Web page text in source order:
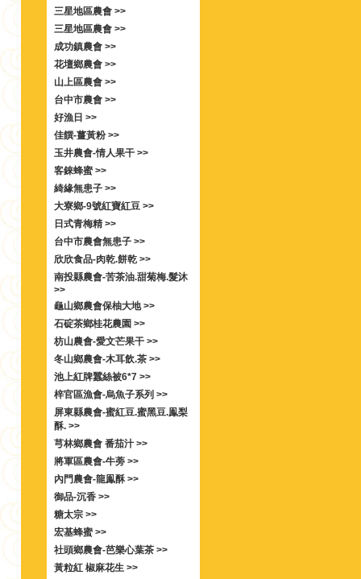
三星地區農會 >>
三星地區農會 >>
成功鎮農會 >>
花壇鄉農會 >>
山上區農會 >>
台中市農會 >>
好漁日 >>
佳饌-薑黃粉 >>
玉井農會-情人果干 >>
客錸蜂蜜 >>
綺緣無患子 >>
大寮鄉-9號紅寶紅豆 >>
日式青梅精 >>
台中市農會無患子 >>
欣欣食品-肉乾.餅乾 >>
南投縣農會-苦茶油.甜菊梅.髮沐
>>
龜山鄉農會保柚大地 >>
石碇茶鄉桂花農園 >>
枋山農會-愛文芒果干 >>
冬山鄉農會-木耳飲.茶 >>
池上紅牌蠶絲被6*7 >>
梓官區漁會-烏魚子系列 >>
屏東縣農會-蜜紅豆.蜜黑豆.鳯梨
酥. >>
芎林鄉農會 番茄汁 >>
將軍區農會-牛蒡 >>
內門農會-龍鳯酥 >>
御品-沉香 >>
糖太宗 >>
宏基蜂蜜 >>
社頭鄉農會-芭樂心葉茶 >>
黃粒紅 椒麻花生 >>